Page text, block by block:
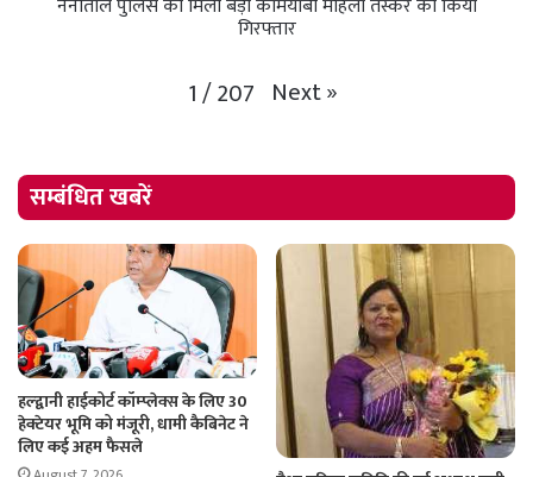
गिरफ्तार
1/207 Next»
सम्बंधित खबरें
हल्द्वानी हाईकोर्ट कॉम्प्लेक्स के लिए 30
हेक्टेयर भूमि को मंजूरी, धामी कैबिनेट ने
लिए कई अहम फैसले